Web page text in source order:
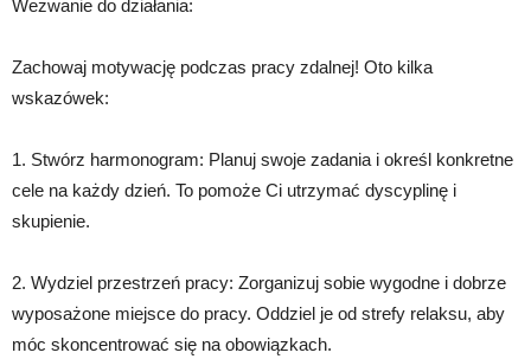
Wezwanie do działania:
Zachowaj motywację podczas pracy zdalnej! Oto kilka
wskazówek:
1. Stwórz harmonogram: Planuj swoje zadania i określ konkretne
cele na każdy dzień. To pomoże Ci utrzymać dyscyplinę i
skupienie.
2. Wydziel przestrzeń pracy: Zorganizuj sobie wygodne i dobrze
wyposażone miejsce do pracy. Oddziel je od strefy relaksu, aby
móc skoncentrować się na obowiązkach.